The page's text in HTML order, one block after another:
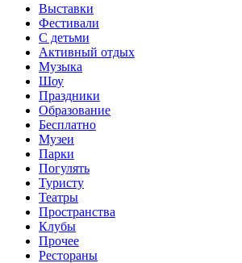
Выставки
Фестивали
С детьми
Активный отдых
Музыка
Шоу
Праздники
Образование
Бесплатно
Музеи
Парки
Погулять
Туристу
Театры
Пространства
Клубы
Прочее
Рестораны